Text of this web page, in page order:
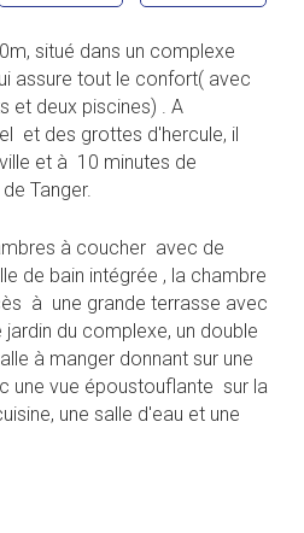
situé dans un complexe
assure tout le confort( avec
et deux piscines) . A
et des grottes d'hercule, il
et à 10 minutes de
Tanger.
à coucher avec de
de bain intégrée , la chambre
à une grande terrasse avec
jardin du complexe, un double
à manger donnant sur une
une vue époustouflante sur la
une salle d'eau et une